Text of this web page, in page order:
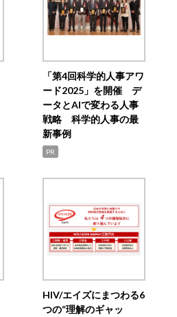
「第4回科学的人事アワ
ード2025」を開催 デ
ータとAIで変わる人事
戦略 科学的人事の最
新事例
PR
HIV/エイズにまつわる6
つの“理解のギャッ